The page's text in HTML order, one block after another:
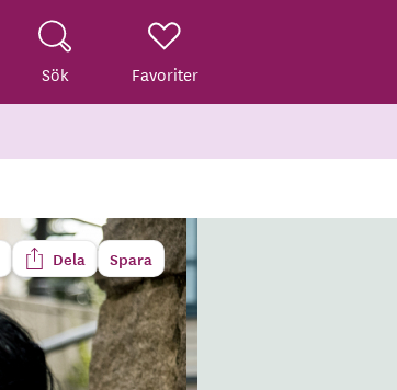
Sök Favoriter
Dela Spara